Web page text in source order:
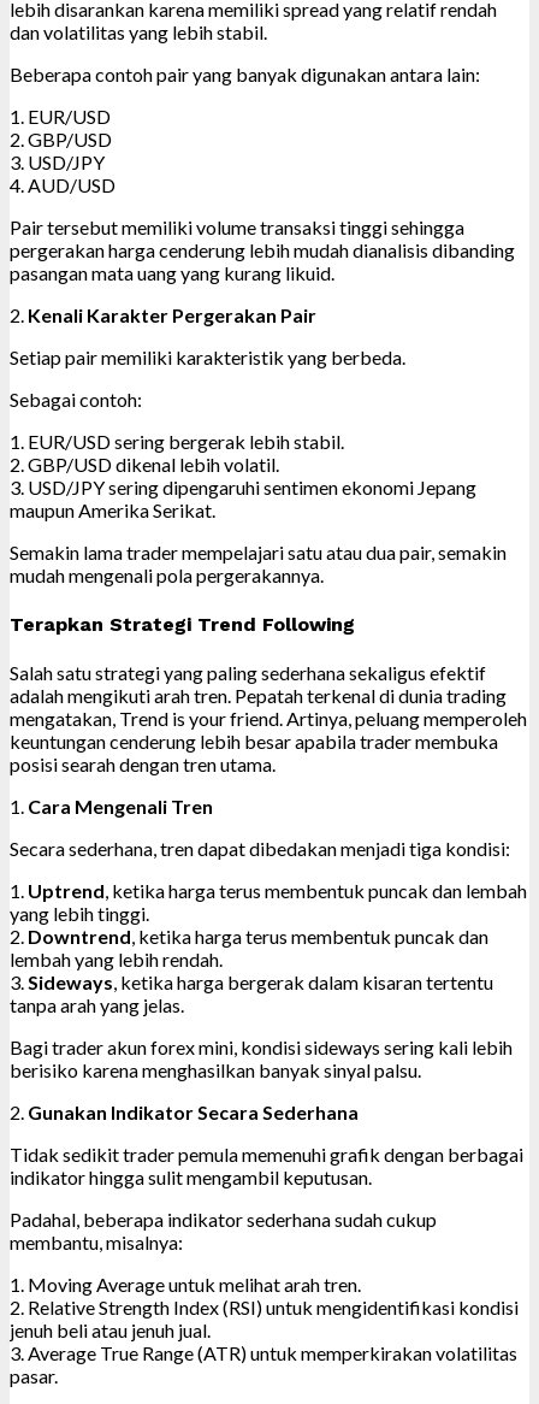
lebih disarankan karena memiliki spread yang relatif rendah
dan volatilitas yang lebih stabil.
Beberapa contoh pair yang banyak digunakan antara lain:
1. EUR/USD
2. GBP/USD
3. USD/JPY
4. AUD/USD
Pair tersebut memiliki volume transaksi tinggi sehingga
pergerakan harga cenderung lebih mudah dianalisis dibanding
pasangan mata uang yang kurang likuid.
2. Kenali Karakter Pergerakan Pair
Setiap pair memiliki karakteristik yang berbeda.
Sebagai contoh:
1. EUR/USD sering bergerak lebih stabil.
2. GBP/USD dikenal lebih volatil.
3. USD/JPY sering dipengaruhi sentimen ekonomi Jepang
maupun Amerika Serikat.
Semakin lama trader mempelajari satu atau dua pair, semakin
mudah mengenali pola pergerakannya.
Terapkan Strategi Trend Following
Salah satu strategi yang paling sederhana sekaligus efektif
adalah mengikuti arah tren. Pepatah terkenal di dunia trading
mengatakan, Trend is your friend. Artinya, peluang memperoleh
keuntungan cenderung lebih besar apabila trader membuka
posisi searah dengan tren utama.
1. Cara Mengenali Tren
Secara sederhana, tren dapat dibedakan menjadi tiga kondisi:
1. Uptrend, ketika harga terus membentuk puncak dan lembah
yang lebih tinggi.
2. Downtrend, ketika harga terus membentuk puncak dan
lembah yang lebih rendah.
3.Sideways, ketika harga bergerak dalam kisaran tertentu
tanpa arah yang jelas.
Bagi trader akun forex mini, kondisi sideways sering kali lebih
berisiko karena menghasilkan banyak sinyal palsu.
2. Gunakan Indikator Secara Sederhana
Tidak sedikit trader pemula memenuhi grafik dengan berbagai
indikator hingga sulit mengambil keputusan.
Padahal, beberapa indikator sederhana sudah cukup
membantu, misalnya:
1. Moving Average untuk melihat arah tren.
2. Relative Strength Index (RSI) untuk mengidentifikasi kondisi
jenuh beli atau jenuh jual.
3. Average True Range (ATR) untuk memperkirakan volatilitas
pasar.